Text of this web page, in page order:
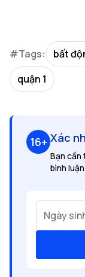
#Tags: bất
quận 1
16+ Xác
Bạn cần
bình luận
Ngày